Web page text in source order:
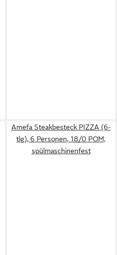
Amefa Steakbesteck PIZZA (6-
tlg), 6 Personen, 18/0 POM,
spülmaschinenfest